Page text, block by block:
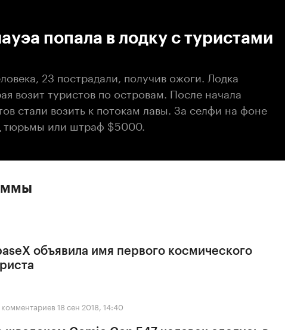
попала в лодку с туристами
23 пострадали, получив ожоги. Лодка
возит туристов по островам. После начала
стали возить к потокам лавы. За селфи на фоне
тюрьмы или штраф $5000.
объявила имя первого космического
комментариев 18 сен 2018, 14:40